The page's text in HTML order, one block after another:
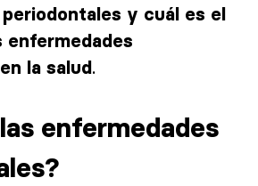
y cuál es el
enfermedades
la salud.
enfermedades